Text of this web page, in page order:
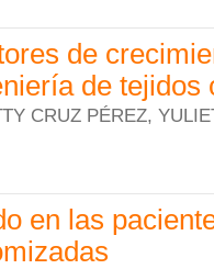
de
de tejidos
CRUZ PÉREZ,
en las